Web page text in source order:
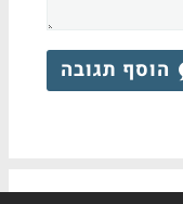
הוסף תגובה